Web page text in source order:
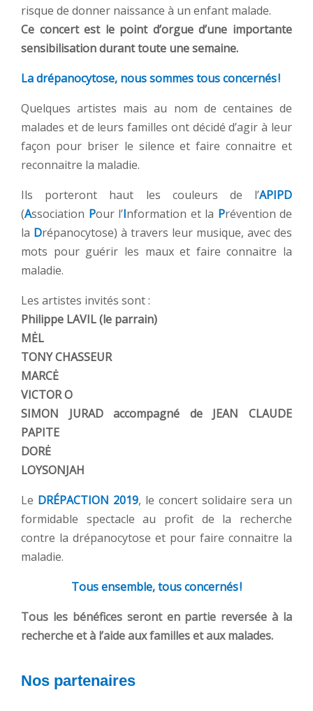
risque de donner naissance à un enfant malade.
Ce concert est le point d’orgue d’une importante
sensibilisation durant toute une semaine.
La drépanocytose, nous sommes tous concernés !
Quelques artistes mais au nom de centaines de
malades et de leurs familles ont décidé d’agir à leur
façon pour briser le silence et faire connaitre et
reconnaitre la maladie.
Ils porteront haut les couleurs de l’APIPD
(Association Pour l’Information et la Prévention de
la Drépanocytose) à travers leur musique, avec des
mots pour guérir les maux et faire connaitre la
maladie.
Les artistes invités sont :
Philippe LAVIL (le parrain)
MĖL
TONY CHASSEUR
MARCĖ
VICTOR O
SIMON JURAD accompagné de JEAN CLAUDE
PAPITE
DORĖ
LOYSONJAH
Le DRÉPACTION 2019, le concert solidaire sera un
formidable spectacle au profit de la recherche
contre la drépanocytose et pour faire connaitre la
maladie.
Tous ensemble, tous concernés !
Tous les bénéfices seront en partie reversée à la
recherche et à l’aide aux familles et aux malades.
Nos partenaires